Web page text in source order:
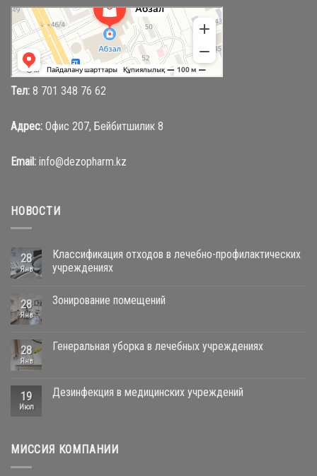
Абзал
Торговый центр в Караганде
Магазин одежды в Караганде
Тел: 8 701 348 76 62
Адрес: Офис 207, Бейбитшилик 8
Email: info@dezopharm.kz
НОВОСТИ
28
Янв
Классификация отходов в лечебно-профилактических
учреждениях
28
Янв
Зонирование помещений
28
Янв
Генеральная уборка в лечебных учреждениях
19
Июл
Дезинфекция в медицинских учреждений
МИССИЯ КОМПАНИИ